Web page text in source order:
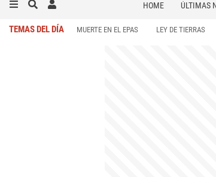
HOME ÚLTIMAS
TEMAS DEL DÍA MUERTE EN EL EPAS LEY DE TIERRAS